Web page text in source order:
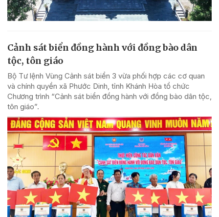
Cảnh sát biển đồng hành với đồng bào dân
tộc, tôn giáo
Bộ Tư lệnh Vùng Cảnh sát biển 3 vừa phối hợp các cơ quan
và chính quyền xã Phước Dinh, tỉnh Khánh Hòa tổ chức
Chương trình “Cảnh sát biển đồng hành với đồng bào dân tộc,
tôn giáo”.